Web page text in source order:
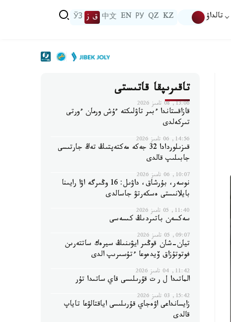
تالداۋ KZ
QZ
РУ
EN
中文 ق ز ЎЗ
تاقىرىپقا قاتىستى
13:06, 08 تامىز 2026
قازاقستاندا ءبىر تاۋلىكتە ءۇش ورمان ءورتى
تىركەلدى
14:56, 06 تامىز 2026
قىزىلوردادا 32 جەكە مەكتەپتىڭ تەڭ جارتىسى
جابىلىپ قالدى
10:07, 06 تامىز 2026
نوسەر، بۇرشاق، داۋىل: 16 وڭىرگە اۋا رايىنا
بايلانىستى ەسكەرتۋ جاسالدى
11:40, 05 تامىز 2026
سەكسەن باتىردىڭ كىسەسى
09:07, 05 تامىز 2026
تيان-شان قوڭىر ايۋىنىڭ سيرەك ساتتەرىن
فوتوتۇزاق ۆيدەوعا ءتۇسىرىپ الدى
11:42, 04 تامىز 2026
الماتىدا ل ر ت قۇرىلىسى قاي ساتىدا تۇر
15:42, 03 تامىز 2026
زايسانداعى اۋەجاي قۇرىلىسى اياقتالۋعا تاياپ
قالدى